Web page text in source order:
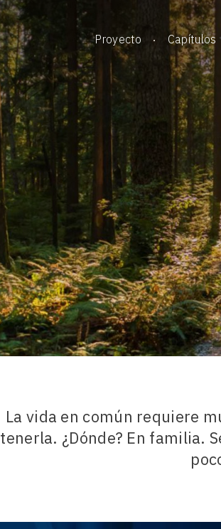
Proyecto Capítulos
La vida en común requiere
tenerla. ¿Dónde? En familia.